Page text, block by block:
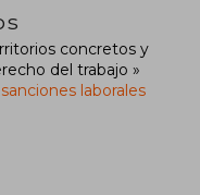
concretos y
del trabajo
laborales